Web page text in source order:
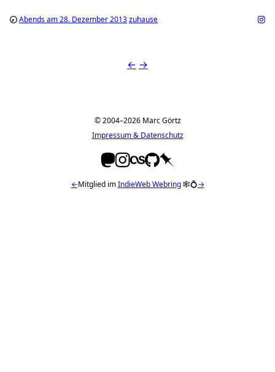
Abends am 28. Dezember 2013zuhause
← →
© 2004–2026 Marc Görtz
Impressum & Datenschutz
←Mitglied imIndieWeb Webring🕸💍→